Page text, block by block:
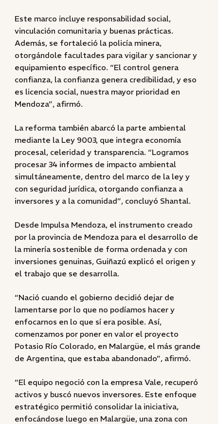
Este marco incluye responsabilidad social,
vinculación comunitaria y buenas prácticas.
Además, se fortaleció la policía minera,
otorgándole facultades para vigilar y sancionar y
equipamiento específico. “El control genera
confianza, la confianza genera credibilidad, y eso
es licencia social, nuestra mayor prioridad en
Mendoza”, afirmó.
La reforma también abarcó la parte ambiental
mediante la Ley 9003, que integra economía
procesal, celeridad y transparencia. “Logramos
procesar 34 informes de impacto ambiental
simultáneamente, dentro del marco de la ley y
con seguridad jurídica, otorgando confianza a
inversores y a la comunidad”, concluyó Shantal.
Desde Impulsa Mendoza, el instrumento creado
por la provincia de Mendoza para el desarrollo de
la minería sostenible de forma ordenada y con
inversiones genuinas, Guiñazú explicó el origen y
el trabajo que se desarrolla.
“Nació cuando el gobierno decidió dejar de
lamentarse por lo que no podíamos hacer y
enfocarnos en lo que sí era posible. Así,
comenzamos por poner en valor el proyecto
Potasio Río Colorado, en Malargüe, el más grande
de Argentina, que estaba abandonado”, afirmó.
“El equipo negoció con la empresa Vale, recuperó
activos y buscó nuevos inversores. Este enfoque
estratégico permitió consolidar la iniciativa,
enfocándose luego en Malargüe, una zona con